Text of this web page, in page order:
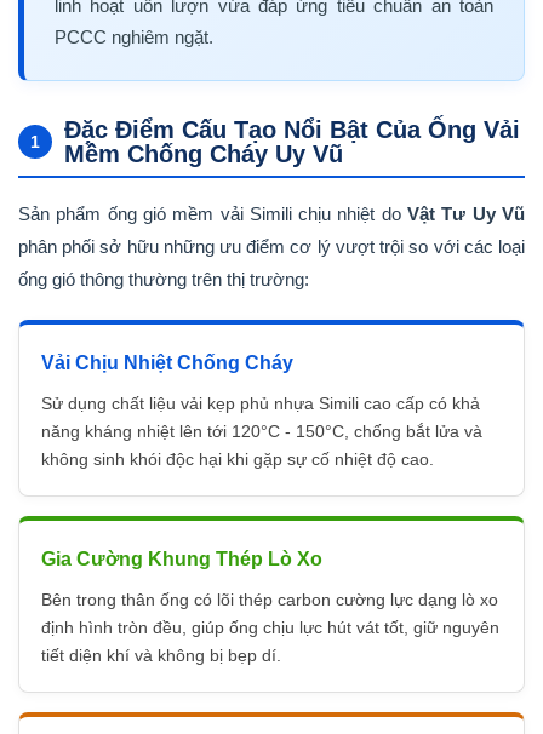
linh hoạt uốn lượn vừa đáp ứng tiêu chuẩn an toàn
PCCC nghiêm ngặt.
1
Đặc Điểm Cấu Tạo Nổi Bật Của Ống Vải
Mềm Chống Cháy Uy Vũ
Sản phẩm ống gió mềm vải Simili chịu nhiệt doVật Tư Uy Vũ
phân phối sở hữu những ưu điểm cơ lý vượt trội so với các loại
ống gió thông thường trên thị trường:
Vải Chịu Nhiệt Chống Cháy
Sử dụng chất liệu vải kẹp phủ nhựa Simili cao cấp có khả
năng kháng nhiệt lên tới 120°C - 150°C, chống bắt lửa và
không sinh khói độc hại khi gặp sự cố nhiệt độ cao.
Gia Cường Khung Thép Lò Xo
Bên trong thân ống có lõi thép carbon cường lực dạng lò xo
định hình tròn đều, giúp ống chịu lực hút vát tốt, giữ nguyên
tiết diện khí và không bị bẹp dí.